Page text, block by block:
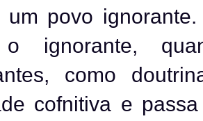
um povo
o ignorante,
como
cofnitiva e